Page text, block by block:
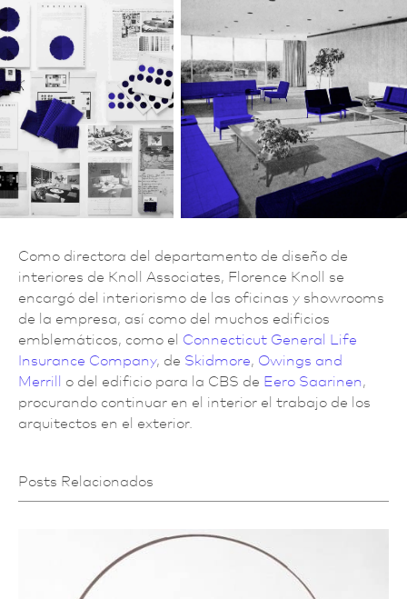
Como directora del departamento de diseño de
interiores de Knoll Associates, Florence Knoll se
encargó del interiorismo de las oficinas y showrooms
de la empresa, así como del muchos edificios
emblemáticos, como el Connecticut General Life
Insurance Company, de Skidmore, Owings and
Merrill o del edificio para la CBS de Eero Saarinen,
procurando continuar en el interior el trabajo de los
arquitectos en el exterior.
Posts Relacionados